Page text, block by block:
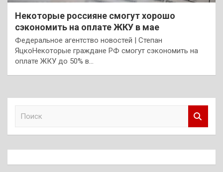
Некоторые россияне смогут хорошо
сэкономить на оплате ЖКУ в мае
Федеральное агентство новостей | Cтепан
ЯцкоНекоторые граждане РФ смогут сэкономить на
оплате ЖКУ до 50% в…
к